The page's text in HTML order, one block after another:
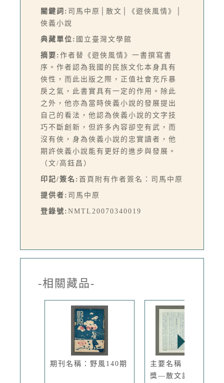
關鍵詞: 司馬中原│散文│《遊俠風情》│
俠義小說
典藏單位: 國立臺灣文學館
摘要: 作者替《遊俠風情》一書撰寫書
序。作者認為我國的民族文化本身具有
俠性，而此出版之際，正值社會充斥暴
戾之氣，此書實具有一定的作用。除此
之外，他亦為當時俠義小說的發展提出
自己的看法，他認為俠義小說的文字技
巧不斷創新，但許多內容卻空有武，而
沒有俠，身為俠義小說的忠實讀者，他
期許俠義小說能有更好的進步與發展。
（文/高鈺昌）
印記/簽名: 首頁附有作者簽名：司馬中原
提供者: 司馬中原
登錄號: NMTL20070340019
-相關藏品-
期刊名稱：野風140期
主要名稱：竹塹文學
獎—散文評...